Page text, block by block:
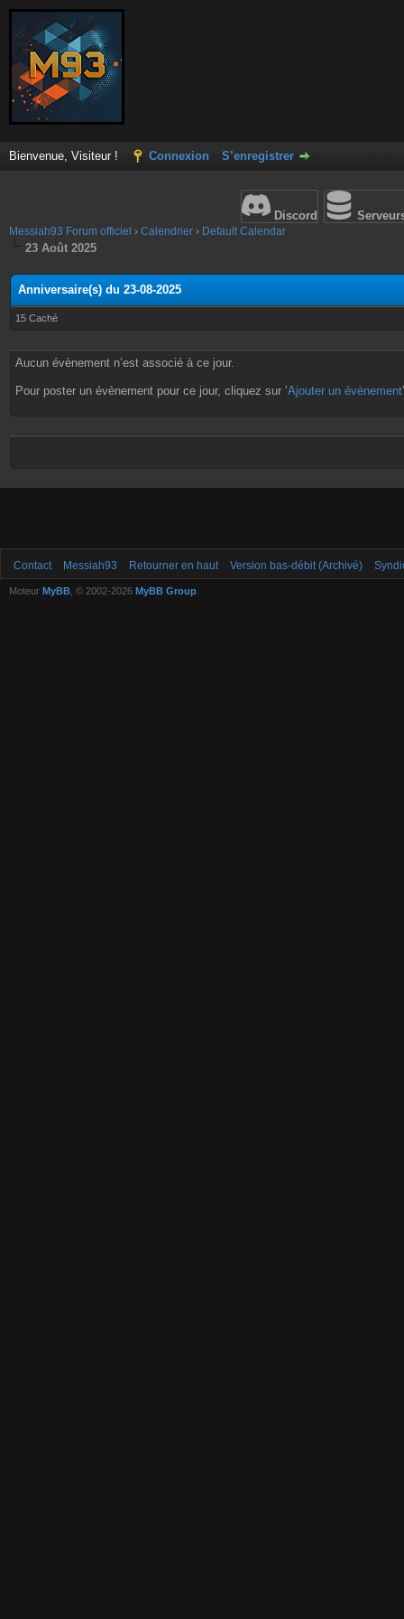
Bienvenue, Visiteur ! Connexion S’enregistrer
Discord
Messiah93 Forum officiel › Calendrier › Default Calendar
23 Août 2025
Anniversaire(s) du 23-08-2025
15 Caché
Aucun évènement n’est associé à ce jour.
Pour poster un évènement pour ce jour, cliquez sur ’Ajouter un évènement
Contact Messiah93 Retourner en haut Version bas-débit (Archivé)
Moteur MyBB , © 2002-2026 MyBB Group